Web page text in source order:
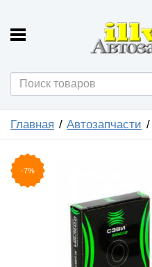
Главная Автозапчасти
-7%